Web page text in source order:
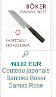
493.02
Couteau japonais
Santoku Boker
Damas Rose